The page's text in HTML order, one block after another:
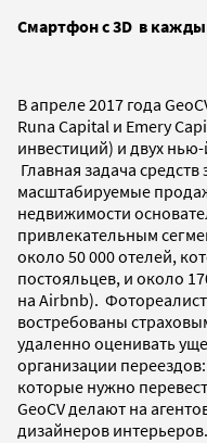
Смартфон с 3D в
В апреле 2017 года
Runa Capital и Emery
инвестиций) и двух
Главная задача
масштабируемые
недвижимости
привлекательным
около 50 000 отелей,
постояльцев, и около
на Airbnb).
востребованы
удаленно оценивать
организации
которые нужно
GeoCV делают на
дизайнеров интерьеров.